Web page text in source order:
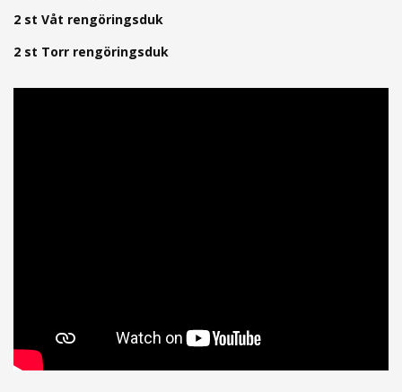
2 st Våt rengöringsduk
2 st Torr rengöringsduk